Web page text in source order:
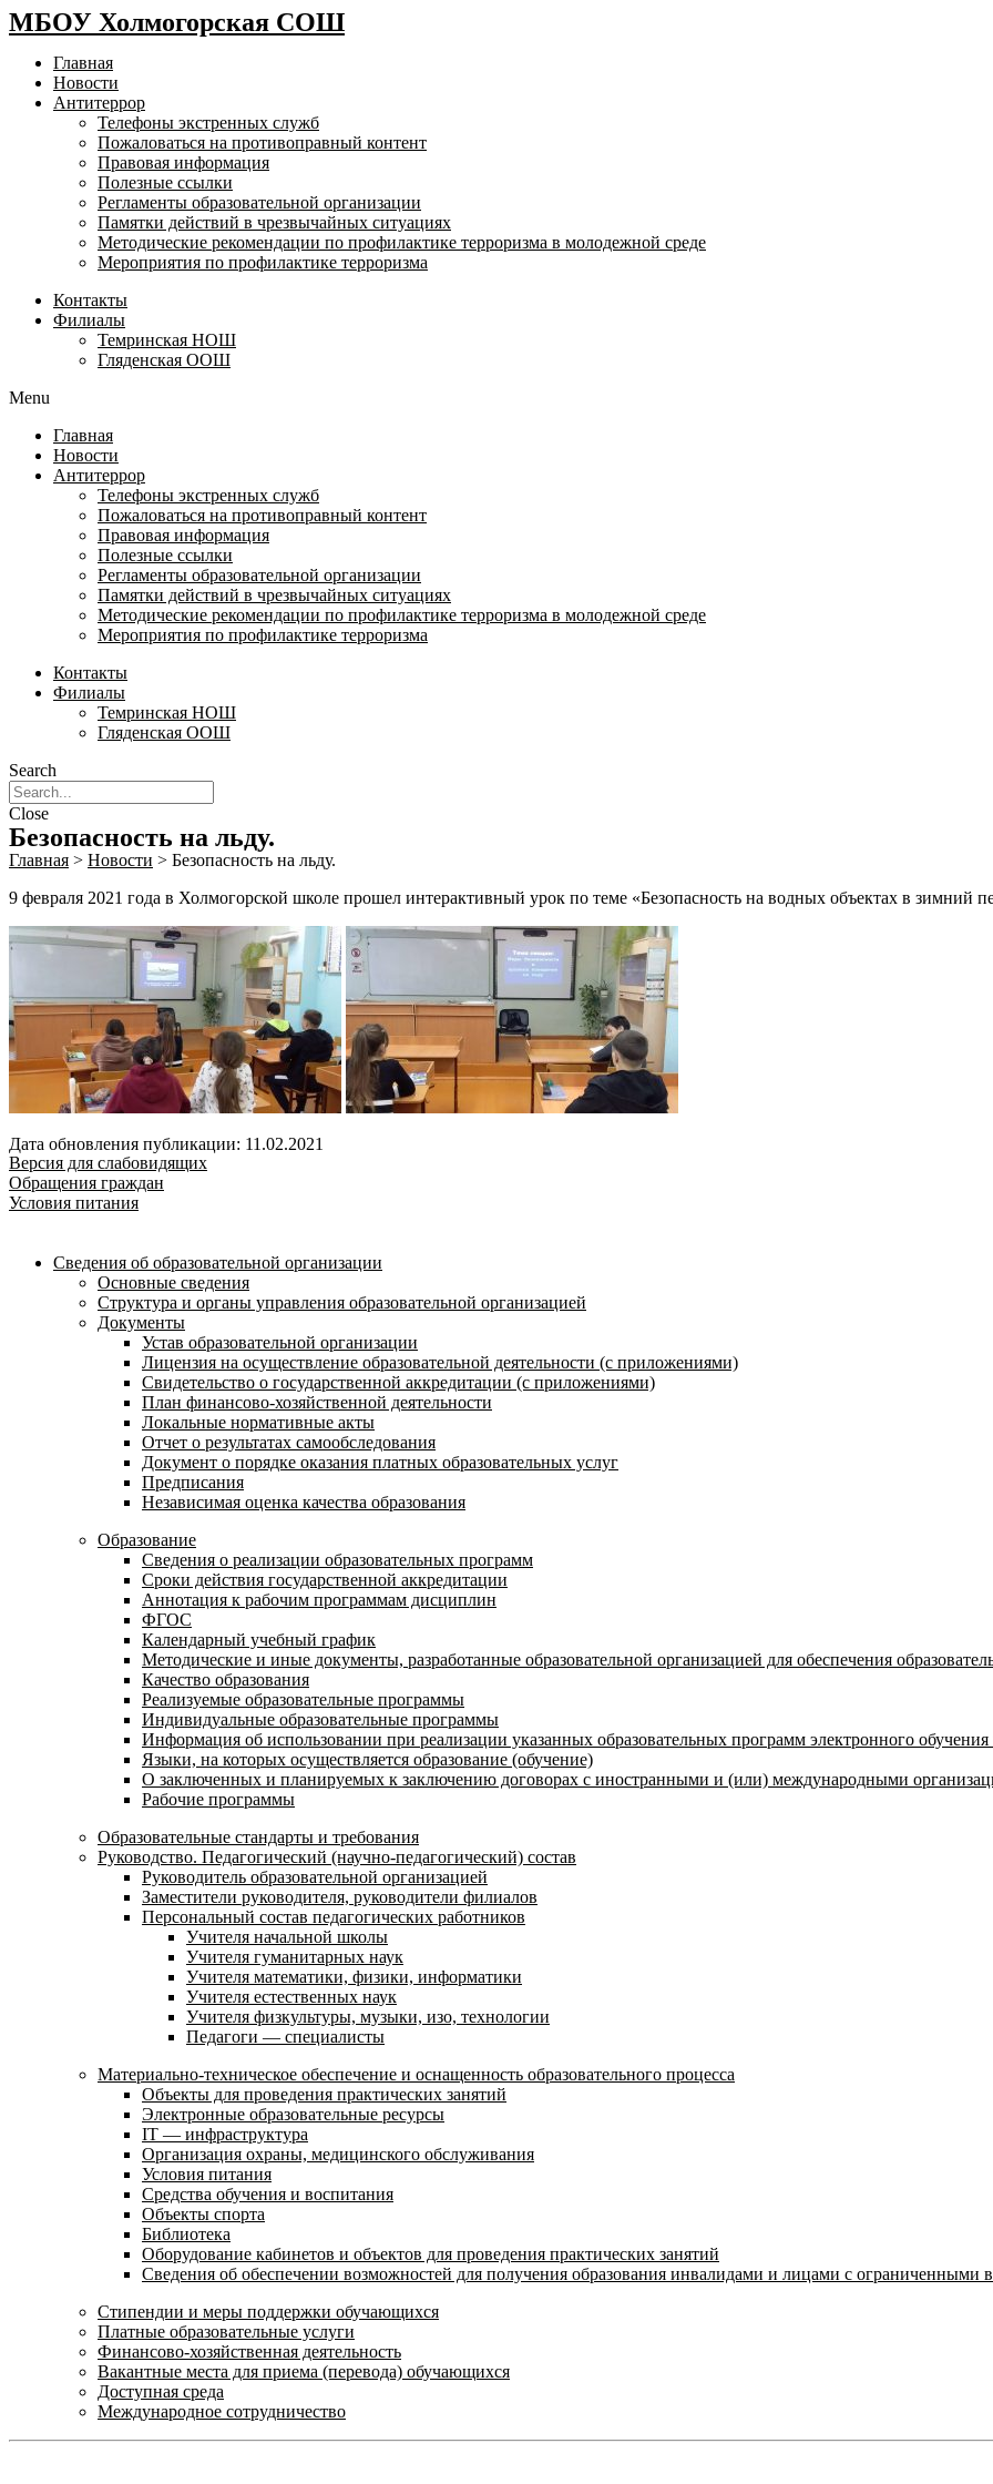
МБОУ Холмогорская СОШ
Главная
Новости
Антитеррор
Телефоны экстренных служб
Пожаловаться на противоправный контент
Правовая информация
Полезные ссылки
Регламенты образовательной организации
Памятки действий в чрезвычайных ситуациях
Методические рекомендации по профилактике терроризма в молодежной среде
Мероприятия по профилактике терроризма
Контакты
Филиалы
Темринская НОШ
Гляденская ООШ
Menu
Главная
Новости
Антитеррор
Телефоны экстренных служб
Пожаловаться на противоправный контент
Правовая информация
Полезные ссылки
Регламенты образовательной организации
Памятки действий в чрезвычайных ситуациях
Методические рекомендации по профилактике терроризма в молодежной среде
Мероприятия по профилактике терроризма
Контакты
Филиалы
Темринская НОШ
Гляденская ООШ
Search
Close
Безопасность на льду.
Главная > Новости > Безопасность на льду.
9 февраля 2021 года в Холмогорской школе прошел интерактивный урок по теме «Безопасность на водных объектах в зимний
Дата обновления публикации: 11.02.2021
Версия для слабовидящих
Обращения граждан
Условия питания
Сведения об образовательной организации
Основные сведения
Структура и органы управления образовательной организацией
Документы
Устав образовательной организации
Лицензия на осуществление образовательной деятельности (с приложениями)
Свидетельство о государственной аккредитации (с приложениями)
План финансово-хозяйственной деятельности
Локальные нормативные акты
Отчет о результатах самообследования
Документ о порядке оказания платных образовательных услуг
Предписания
Независимая оценка качества образования
Образование
Сведения о реализации образовательных программ
Сроки действия государственной аккредитации
Аннотация к рабочим программам дисциплин
ФГОС
Календарный учебный график
Методические и иные документы, разработанные образовательной организацией для обеспечения
Качество образования
Реализуемые образовательные программы
Индивидуальные образовательные программы
Информация об использовании при реализации указанных образовательных программ электронного
Языки, на которых осуществляется образование (обучение)
О заключенных и планируемых к заключению договорах с иностранными и (или) международными
Рабочие программы
Образовательные стандарты и требования
Руководство. Педагогический (научно-педагогический) состав
Руководитель образовательной организацией
Заместители руководителя, руководители филиалов
Персональный состав педагогических работников
Учителя начальной школы
Учителя гуманитарных наук
Учителя математики, физики, информатики
Учителя естественных наук
Учителя физкультуры, музыки, изо, технологии
Педагоги — специалисты
Материально-техническое обеспечение и оснащенность образовательного процесса
Объекты для проведения практических занятий
Электронные образовательные ресурсы
IT — инфраструктура
Организация охраны, медицинского обслуживания
Условия питания
Средства обучения и воспитания
Объекты спорта
Библиотека
Оборудование кабинетов и объектов для проведения практических занятий
Сведения об обеспечении возможностей для получения образования инвалидами и лицами с ограниченными
Стипендии и меры поддержки обучающихся
Платные образовательные услуги
Финансово-хозяйственная деятельность
Вакантные места для приема (перевода) обучающихся
Доступная среда
Международное сотрудничество